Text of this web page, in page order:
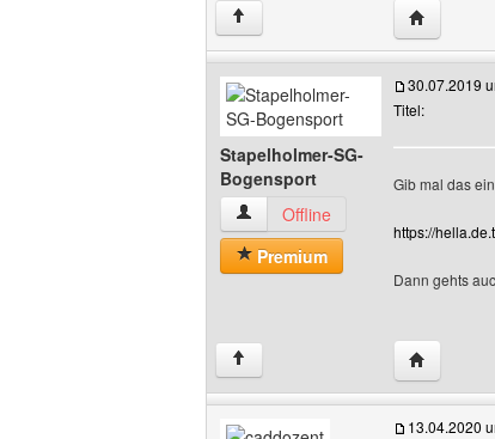
↑ Website
Stapelholmer-SG-
Bogensport
Stapelholmer-SG-Bogensport
Offline
Premium
30.07.2019
Titel:
Gib mal das
https://
Dann gehts
↑ Website
13.04.2020